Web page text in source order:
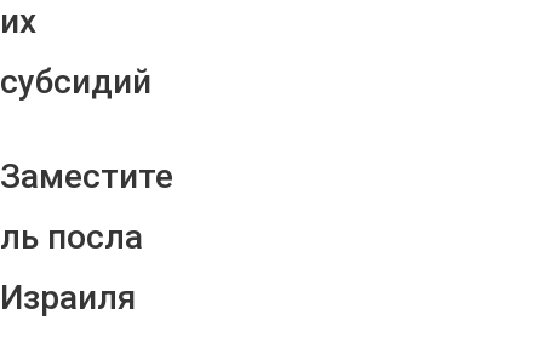
их
субсидий
Заместите
ль посла
Израиля